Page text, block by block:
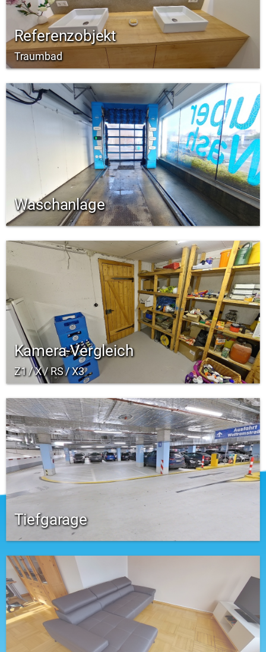
Referenzobjekt
Traumbad
Waschanlage
Kamera-Vergleich
Z1 / X / RS / X3
Tiefgarage